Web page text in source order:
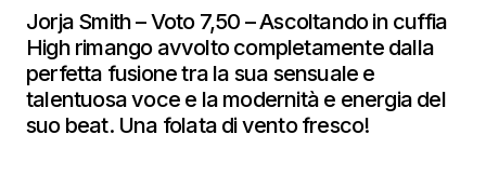
Jorja Smith – Voto 7,50 – Ascoltando in cuffia
High rimango avvolto completamente dalla
perfetta fusione tra la sua sensuale e
talentuosa voce e la modernità e energia del
suo beat. Una folata di vento fresco!